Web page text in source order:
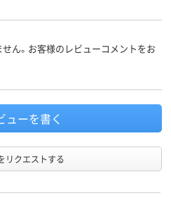
ん。お客様のレビューコメントをお
ューを書く
リクエストする